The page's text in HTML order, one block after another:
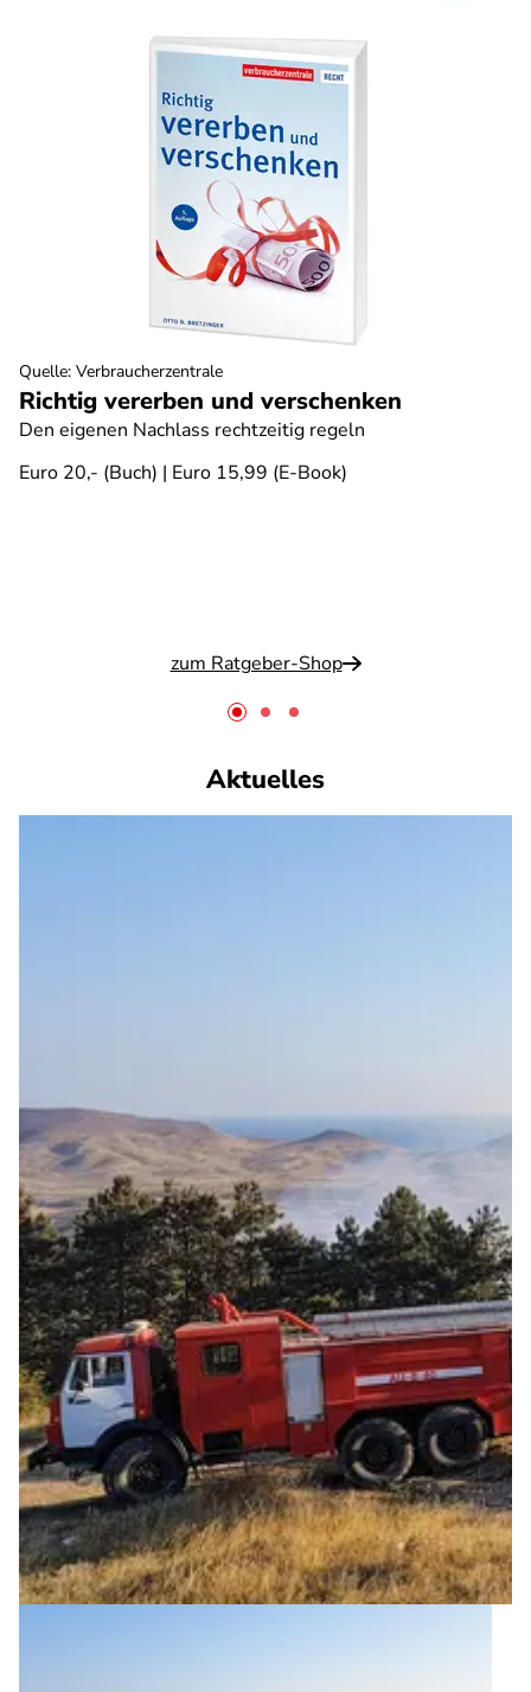
Richtig vererben und verschenken
Den eigenen Nachlass rechtzeitig regeln
Euro 20,- (Buch) | Euro 15,99 (E-Book)
zum Ratgeber-Shop
Quelle: Verbraucherzentrale
Aktuelles